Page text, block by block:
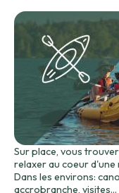
Sur place, vous
relaxer au coeur
Dans les environs:
accrobranche, visites...